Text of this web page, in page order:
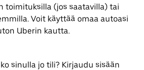
toimituksilla (jos saatavilla) tai
Voit käyttää omaa autoasi
Uberin kautta.
sinulla jo tili? Kirjaudu sisään